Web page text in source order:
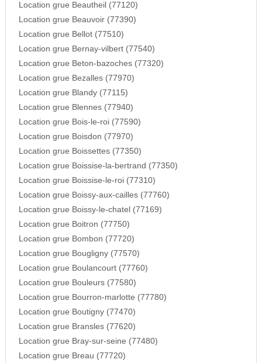
Location grue Beautheil (77120)
Location grue Beauvoir (77390)
Location grue Bellot (77510)
Location grue Bernay-vilbert (77540)
Location grue Beton-bazoches (77320)
Location grue Bezalles (77970)
Location grue Blandy (77115)
Location grue Blennes (77940)
Location grue Bois-le-roi (77590)
Location grue Boisdon (77970)
Location grue Boissettes (77350)
Location grue Boissise-la-bertrand (77350)
Location grue Boissise-le-roi (77310)
Location grue Boissy-aux-cailles (77760)
Location grue Boissy-le-chatel (77169)
Location grue Boitron (77750)
Location grue Bombon (77720)
Location grue Bougligny (77570)
Location grue Boulancourt (77760)
Location grue Bouleurs (77580)
Location grue Bourron-marlotte (77780)
Location grue Boutigny (77470)
Location grue Bransles (77620)
Location grue Bray-sur-seine (77480)
Location grue Breau (77720)